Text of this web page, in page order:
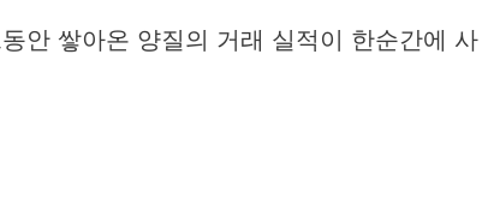
안 쌓아온 양질의 거래 실적이 한순간에 사